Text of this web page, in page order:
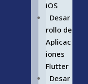
iOS
Desar
rollo de
Aplicac
iones
Flutter
Desar